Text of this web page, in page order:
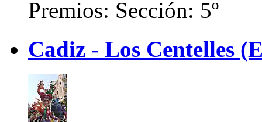
Premios: Sección: 5º
Cadiz - Los Centelles